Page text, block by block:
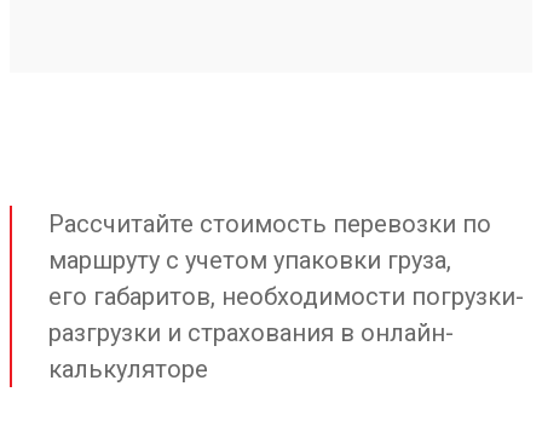
Рассчитайте стоимость перевозки по
маршруту с учетом упаковки груза,
его габаритов, необходимости погрузки-
разгрузки и страхования в онлайн-
калькуляторе